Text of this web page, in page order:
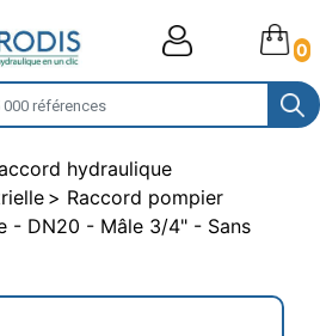
0
hydraulique
Raccord pompier
- DN20 - Mâle 3/4" - Sans